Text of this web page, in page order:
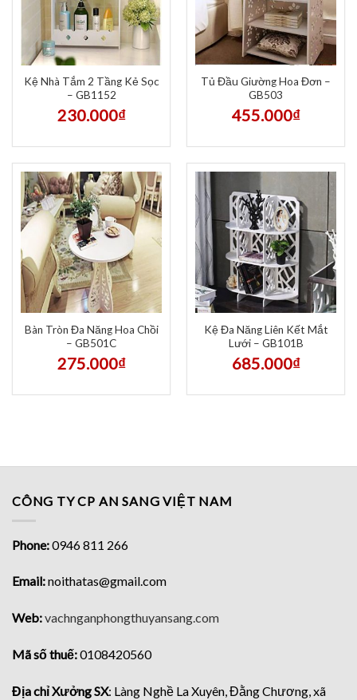
Kệ Nhà Tắm 2 Tầng Kẻ Sọc
– GB1152
230.000₫
Tủ Đầu Giường Hoa Đơn –
GB503
455.000₫
Bàn Tròn Đa Năng Hoa Chồi
– GB501C
275.000₫
Kệ Đa Năng Liên Kết Mắt
Lưới – GB101B
685.000₫
CÔNG TY CP AN SANG VIỆT NAM
Phone:0946 811 266
Email:noithatas@gmail.com
Web:vachnganphongthuyansang.com
Mã số thuế:0108420560
Địa chỉ Xưởng SX: Làng Nghề La Xuyên, Đằng Chương, xã